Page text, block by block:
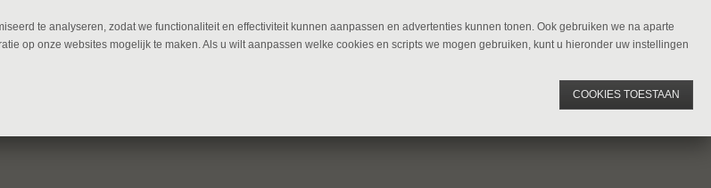
te analyseren, zodat we functionaliteit en effectiviteit kunnen aanpassen en advertenties kunnen tonen. Ook gebruiken we na aparte
op onze websites mogelijk te maken. Als u wilt aanpassen welke cookies en scripts we mogen gebruiken, kunt u hieronder uw instellingen
COOKIES TOESTAAN